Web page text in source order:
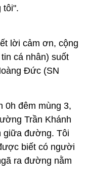
tôi".
lời cảm ơn, cộng
cá nhân) suốt
Đức (SN
0h đêm mùng 3,
Trần Khánh
giữa đường. Tôi
biết có người
ra đường nằm